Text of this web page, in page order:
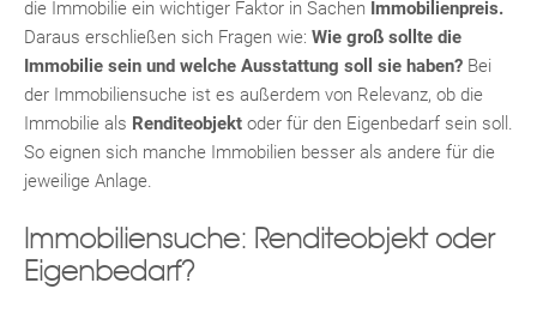
die Immobilie ein wichtiger Faktor in Sachen Immobilienpreis.
Daraus erschließen sich Fragen wie: Wie groß sollte die
Immobilie sein und welche Ausstattung soll sie haben? Bei
der Immobiliensuche ist es außerdem von Relevanz, ob die
Immobilie als Renditeobjekt oder für den Eigenbedarf sein soll.
So eignen sich manche Immobilien besser als andere für die
jeweilige Anlage.
Immobiliensuche: Renditeobjekt oder
Eigenbedarf?